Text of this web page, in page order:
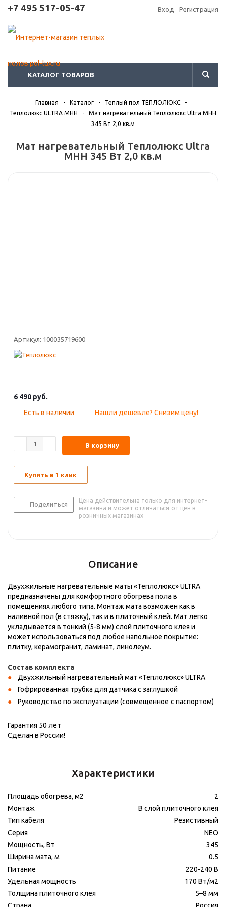
+7 495 517-05-47 Вход Регистрация
КАТАЛОГ ТОВАРОВ
Главная - Каталог - Теплый пол ТЕПЛОЛЮКС
-
Теплолюкс ULTRA МНН
-
Мат нагревательный Теплолюкс Ultra МНН
345 Вт 2,0 кв.м
Мат нагревательный Теплолюкс Ultra
МНН 345 Вт 2,0 кв.м
Артикул: 100035719600
6 490 руб.
Есть в наличии
Нашли дешевле? Снизим цену!
В корзину
Купить в 1 клик
Поделиться
Цена действительна только для интернет-
магазина и может отличаться от цен в
розничных магазинах
Описание
Двухжильные нагревательные маты «Теплолюкс» ULTRA
предназначены для комфортного обогрева пола в
помещениях любого типа. Монтаж мата возможен как в
наливной пол (в стяжку), так и в плиточный клей. Мат легко
укладывается в тонкий (5-8 мм) слой плиточного клея и
может использоваться под любое напольное покрытие:
плитку, керамогранит, ламинат, линолеум.
Состав комплекта
Двухжильный нагревательный мат «Теплолюкс» ULTRA
Гофрированная трубка для датчика с заглушкой
Руководство по эксплуатации (совмещенное с паспортом)
Гарантия 50 лет
Сделан в России!
Характеристики
Площадь обогрева, м2
2
Монтаж
В слой плиточного клея
Тип кабеля
Резистивный
Серия
NEO
Мощность, Вт
345
Ширина мата, м
0.5
Питание
220-240 В
Удельная мощность
170 Вт/м2
Толщина плиточного клея
5–8 мм